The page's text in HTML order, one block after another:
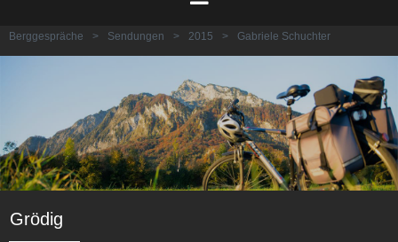
Berggespräche > Sendungen > 2015 > Gabriele Schuchter
Grödig